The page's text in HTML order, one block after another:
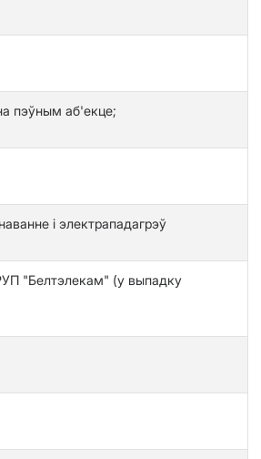
пэўным аб'екце;
і электрападагрэў
РУП "Белтэлекам" (у выпадку